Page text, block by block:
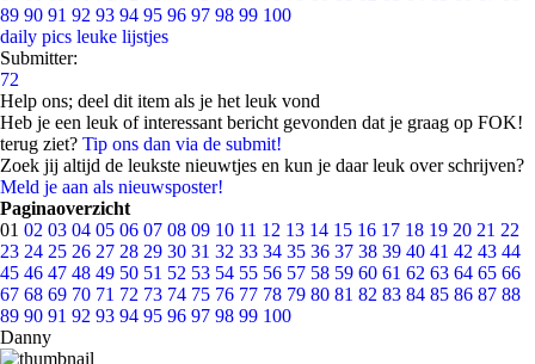
89 90 91 92 93 94 95 96 97 98 99 100
daily pics leuke lijstjes
Submitter:
72
Help ons; deel dit item als je het leuk vond
Heb je een leuk of interessant bericht gevonden dat je graag op FOK!
terug ziet? Tip ons dan via de submit!
Zoek jij altijd de leukste nieuwtjes en kun je daar leuk over schrijven?
Meld je aan als nieuwsposter!
Paginaoverzicht
01 02 03 04 05 06 07 08 09 10 11 12 13 14 15 16 17 18 19 20 21 22
23 24 25 26 27 28 29 30 31 32 33 34 35 36 37 38 39 40 41 42 43 44
45 46 47 48 49 50 51 52 53 54 55 56 57 58 59 60 61 62 63 64 65 66
67 68 69 70 71 72 73 74 75 76 77 78 79 80 81 82 83 84 85 86 87 88
89 90 91 92 93 94 95 96 97 98 99 100
Danny